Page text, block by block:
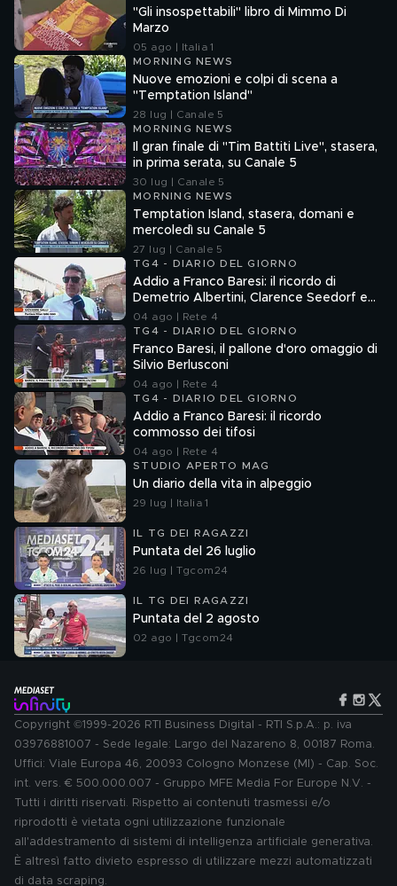
"Gli insospettabili" libro di Mimmo Di
Marzo
05 ago | Italia 1
MORNING NEWS
Nuove emozioni e colpi di scena a
"Temptation Island"
28 lug | Canale 5
MORNING NEWS
Il gran finale di "Tim Battiti Live", stasera,
in prima serata, su Canale 5
30 lug | Canale 5
MORNING NEWS
Temptation Island, stasera, domani e
mercoledì su Canale 5
27 lug | Canale 5
TG4 - DIARIO DEL GIORNO
Addio a Franco Baresi: il ricordo di
Demetrio Albertini, Clarence Seedorf e
Giovanni Galli
04 ago | Rete 4
TG4 - DIARIO DEL GIORNO
Franco Baresi, il pallone d'oro omaggio di
Silvio Berlusconi
04 ago | Rete 4
TG4 - DIARIO DEL GIORNO
Addio a Franco Baresi: il ricordo
commosso dei tifosi
04 ago | Rete 4
STUDIO APERTO MAG
Un diario della vita in alpeggio
29 lug | Italia 1
IL TG DEI RAGAZZI
Puntata del 26 luglio
26 lug | Tgcom24
IL TG DEI RAGAZZI
Puntata del 2 agosto
02 ago | Tgcom24
Copyright ©1999-2026 RTI Business Digital - RTI S.p.A.: p. iva
03976881007 - Sede legale: Largo del Nazareno 8, 00187 Roma.
Uffici: Viale Europa 46, 20093 Cologno Monzese (MI) - Cap. Soc.
int. vers. € 500.000.007 - Gruppo MFE Media For Europe N.V. -
Tutti i diritti riservati. Rispetto ai contenuti trasmessi e/o
riprodotti è vietata ogni utilizzazione funzionale
all'addestramento di sistemi di intelligenza artificiale generativa.
È altresì fatto divieto espresso di utilizzare mezzi automatizzati
di data scraping.